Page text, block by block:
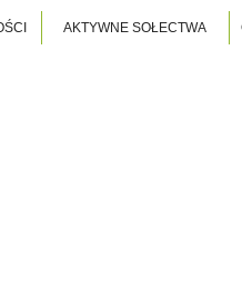
AKTYWNE SOŁECTWA